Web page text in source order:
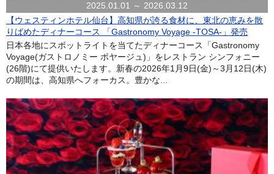
2025.01.01 ～ 2026.03.12
【ウェスティンホテル仙台】高知県が誇る食材に、東北の恵みを散
りばめたディナーコース 「Gastronomy Voyage -TOSA-」発売
日本各地にスポットライトを当てたディナーコース「Gastronomy
Voyage(ガストロノミー ボヤージュ)」をレストラン シンフォニー
(26階)にて提供いたします。新春の2026年1月9日(金)～3月12日(木)
の期間は、高知県へフォーカス。豊かな...